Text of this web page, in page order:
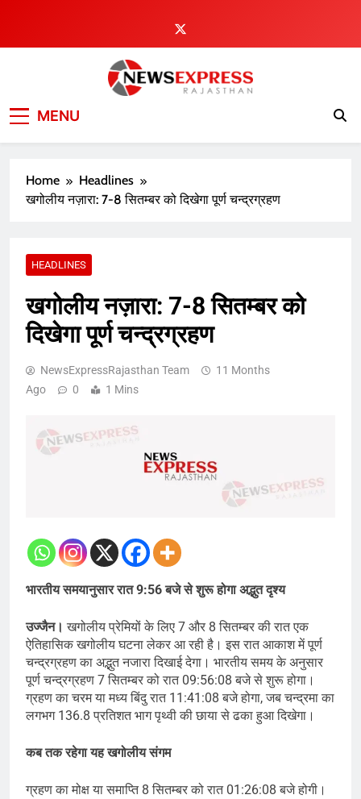
content
MENU
Home
Headlines
खगोलीय नज़ारा: 7-8 सितम्बर को दिखेगा पूर्ण चन्द्रग्रहण
HEADLINES
खगोलीय नज़ारा: 7-8 सितम्बर को
दिखेगा पूर्ण चन्द्रग्रहण
NewsExpressRajasthan Team
11 Months
Ago
0 1 Mins
भारतीय समयानुसार रात 9:56 बजे से शुरू होगा अद्भुत दृश्य
उज्जैन। खगोलीय प्रेमियों के लिए 7 और 8 सितम्बर की रात एक
ऐतिहासिक खगोलीय घटना लेकर आ रही है। इस रात आकाश में पूर्ण
चन्द्रग्रहण का अद्भुत नजारा दिखाई देगा। भारतीय समय के अनुसार
पूर्ण चन्द्रग्रहण 7 सितम्बर को रात 09:56:08 बजे से शुरू होगा।
ग्रहण का चरम या मध्य बिंदु रात 11:41:08 बजे होगा, जब चन्द्रमा का
लगभग 136.8 प्रतिशत भाग पृथ्वी की छाया से ढका हुआ दिखेगा।
कब तक रहेगा यह खगोलीय संगम
ग्रहण का मोक्ष या समाप्ति 8 सितम्बर को रात 01:26:08 बजे होगी।